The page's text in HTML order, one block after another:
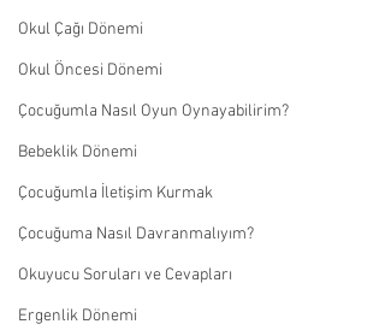
Okul Çağı Dönemi
Okul Öncesi Dönemi
Çocuğumla Nasıl Oyun Oynayabilirim?
Bebeklik Dönemi
Çocuğumla İletişim Kurmak
Çocuğuma Nasıl Davranmalıyım?
Okuyucu Soruları ve Cevapları
Ergenlik Dönemi